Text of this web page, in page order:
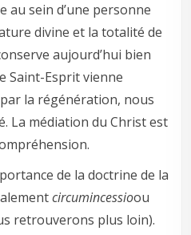
au sein d’une personne
divine et la totalité de
aujourd’hui bien
Saint-Esprit vienne
la régénération, nous
La médiation du Christ est
de la doctrine de la
circumincessioou
retrouverons plus loin).